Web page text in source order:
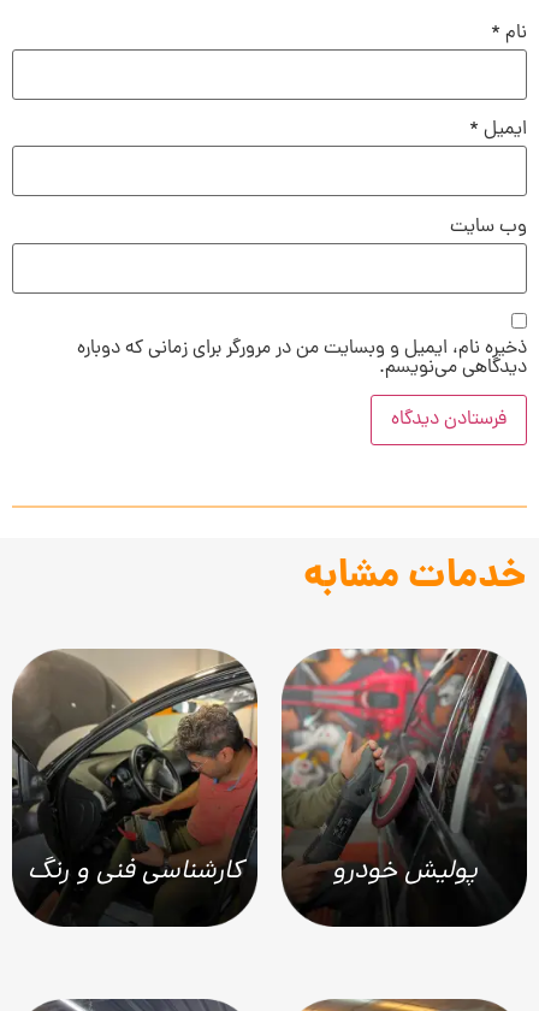
نام *
ایمیل *
وب‌ سایت
ذخیره نام، ایمیل و وبسایت من در مرورگر برای زمانی که دوباره
دیدگاهی می‌نویسم.
خدمات مشابه
پولیش خودرو کارشناسی فنی و رنگ